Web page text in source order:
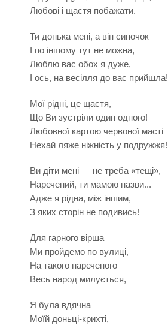
Любові і щастя побажати.
Ти донька мені, а він синочок —
І по іншому тут не можна,
Люблю вас обох я дуже,
І ось, на весілля до вас прийшла!
Мої рідні, це щастя,
Що Ви зустріли один одного!
Любовної картою червоної масті
Нехай ляже ніжність у подружжя!
Ви діти мені — не треба «тещі»,
Наречений, ти мамою назви...
Адже я рідна, між іншим,
З яких сторін не подивись!
Для гарного вірша
Ми пройдемо по вулиці,
На такого нареченого
Весь народ милується,
Я була вдячна
Моїй доньці-крихті,